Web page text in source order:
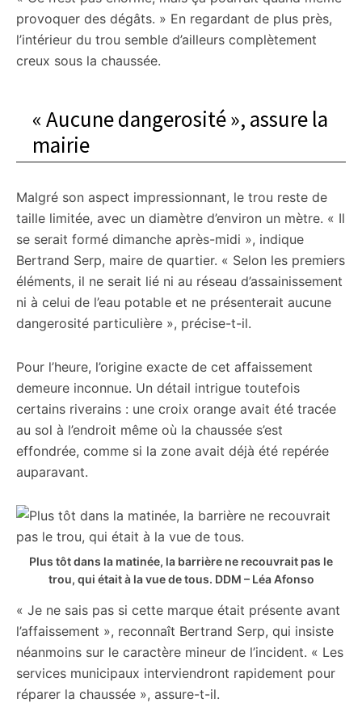
provoquer des dégâts. » En regardant de plus près,
l’intérieur du trou semble d’ailleurs complètement
creux sous la chaussée.
« Aucune dangerosité », assure la
mairie
Malgré son aspect impressionnant, le trou reste de
taille limitée, avec un diamètre d’environ un mètre. « Il
se serait formé dimanche après-midi », indique
Bertrand Serp, maire de quartier. « Selon les premiers
éléments, il ne serait lié ni au réseau d’assainissement
ni à celui de l’eau potable et ne présenterait aucune
dangerosité particulière », précise-t-il.
Pour l’heure, l’origine exacte de cet affaissement
demeure inconnue. Un détail intrigue toutefois
certains riverains : une croix orange avait été tracée
au sol à l’endroit même où la chaussée s’est
effondrée, comme si la zone avait déjà été repérée
auparavant.
Plus tôt dans la matinée, la barrière ne recouvrait pas le
trou, qui était à la vue de tous. DDM – Léa Afonso
« Je ne sais pas si cette marque était présente avant
l’affaissement », reconnaît Bertrand Serp, qui insiste
néanmoins sur le caractère mineur de l’incident. « Les
services municipaux interviendront rapidement pour
réparer la chaussée », assure-t-il.